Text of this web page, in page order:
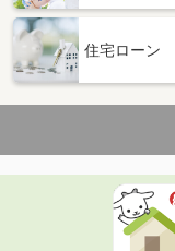
住宅ローン